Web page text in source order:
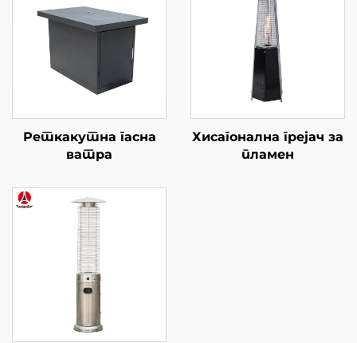
Реткакутна гасна
ватра
Хисагонална грејач за
пламен